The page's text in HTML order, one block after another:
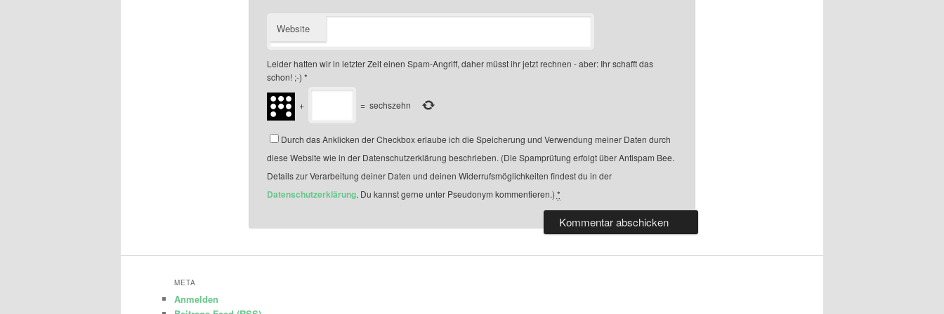
Website
Leider hatten wir in letzter Zeit einen Spam-Angriff, daher müsst ihr jetzt rechnen - aber: Ihr schafft das
schon! ;-) *
+ = sechszehn
Durch das Anklicken der Checkbox erlaube ich die Speicherung und Verwendung meiner Daten durch
diese Website wie in der Datenschutzerklärung beschrieben. (Die Spamprüfung erfolgt über Antispam Bee.
Details zur Verarbeitung deiner Daten und deinen Widerrufsmöglichkeiten findest du in der
Datenschutzerklärung. Du kannst gerne unter Pseudonym kommentieren.) *
META
Anmelden